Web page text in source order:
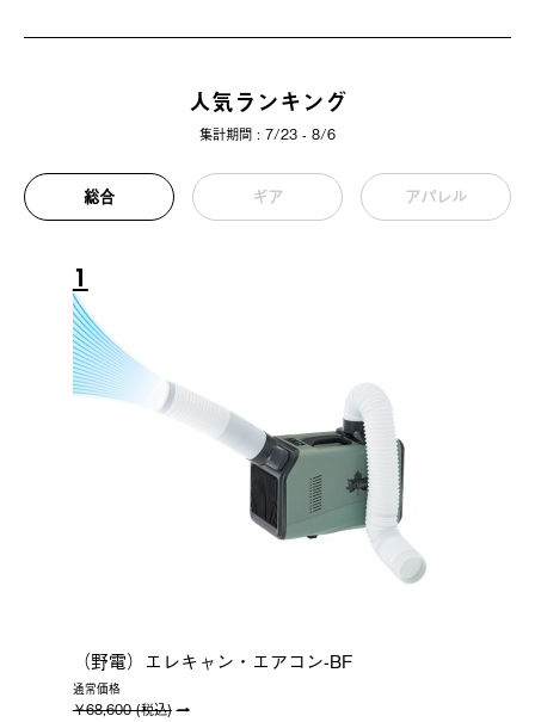
人気ランキング
集計期間 : 7/23 - 8/6
総合 ギア アパレル
1
（野電）エレキャン・エアコン-BF
通常価格
￥68,600 (税込)